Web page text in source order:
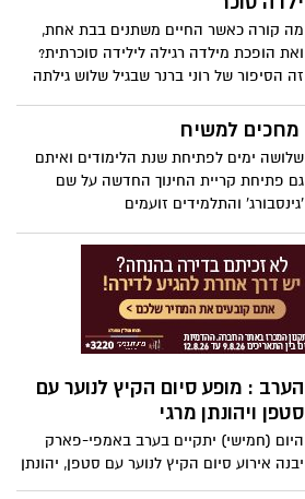
מה קורה כאשר החיים משתנים בבת אחת,
ואת הופכת מילדה רגילה לילידה סוכרתית?
זה הסיפור של רוני ברנר שבגיל שלוש גילתה
מחכים למשיח
שלושה ימים לפתיחת שנת הלימודים ואיתם
גם פתיחת קריית החינוך החדשה על שם
'גינסבורג' והתלמידים זועמים
הערב : מופע סיום הקיץ לנוער עם
סטפן ויהונתן מרגי
היום (חמישי) יתקיים בערב באמפי-פארק
יבנה אירוע סיום הקיץ לנוער עם סטפן, יהונתן
מרגי ותחרות "הכוכב הבא של יבנה" - תחרות